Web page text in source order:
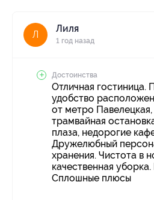
Л
Лиля
1 год назад
Достоинства
Отличная гостиница.
удобство
от метро
трамвайная
плаза, недорогие
Дружелюбный
хранения. Чистота в
качественная
Сплошные плюсы